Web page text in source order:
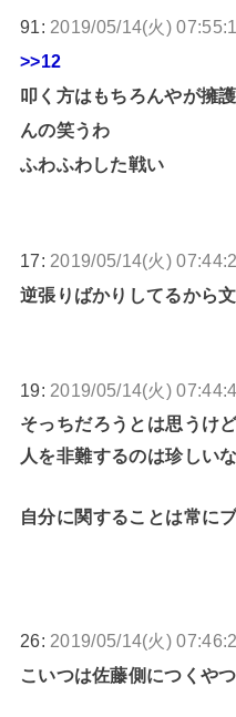
91: 2019/05/14(火)
>>12
叩く方はもちろんやが擁
んの笑うわ
ふわふわした戦い
17: 2019/05/14(火)
逆張りばかりしてるから
19: 2019/05/14(火)
そっちだろうとは思うけ
人を非難するのは珍しいな
自分に関することは常に
26: 2019/05/14(火)
こいつは佐藤側につくや